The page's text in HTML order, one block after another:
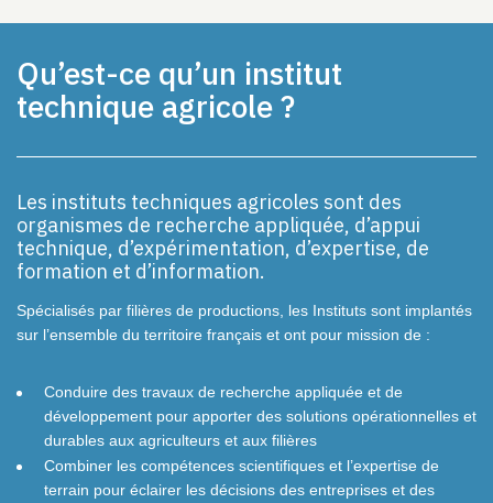
Qu’est-ce qu’un institut
technique agricole ?
Les instituts techniques agricoles sont des
organismes de recherche appliquée, d’appui
technique, d’expérimentation, d’expertise, de
formation et d’information.
Spécialisés par filières de productions, les Instituts sont implantés
sur l’ensemble du territoire français et ont pour mission de :
Conduire des travaux de recherche appliquée et de
développement pour apporter des solutions opérationnelles et
durables aux agriculteurs et aux filières
Combiner les compétences scientifiques et l’expertise de
terrain pour éclairer les décisions des entreprises et des